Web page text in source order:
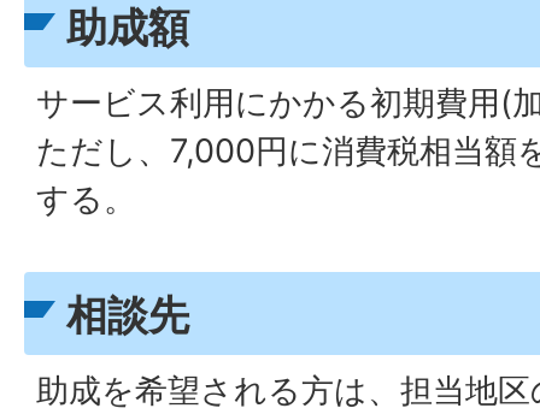
助成額
サービス利用にかかる初期費用(
ただし、7,000円に消費税相当額
する。
相談先
助成を希望される方は、担当地